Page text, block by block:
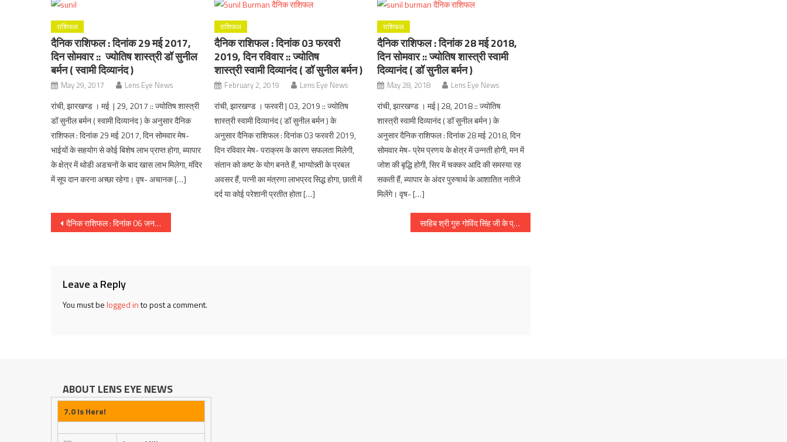
राशिफल
दैनिक राशिफल : दिनांक 29 मई 2017,
दिन सोमवार :: ज्योतिष शास्त्री डॉ सुनील
बर्मन ( स्वामी दिव्यानंद )
May 29, 2017 Lens Eye News
रांची, झारखण्ड । मई | 29, 2017 :: ज्योतिष शास्त्री
डॉ सुनील बर्मन ( स्वामी दिव्यानंद ) के अनुसार दैनिक
राशिफल : दिनांक 29 मई 2017, दिन सोमवार मेष-
भाईयों के सहयोग से कोई बिशेष लाभ प्राप्त होगा, ब्यापार
के क्षेत्र में थोडी अडचनों के बाद खास लाभ मिलेगा, मंदिर
में सूप दान करना अच्छा रहेगा। वृष- अचानक […]
राशिफल
दैनिक राशिफल : दिनांक 03 फरवरी
2019, दिन रविवार :: ज्योतिष
शास्त्री स्वामी दिव्यानंद ( डॉ सुनील बर्मन )
February 2, 2019 Lens Eye News
रांची, झारखण्ड । फरवरी | 03, 2019 :: ज्योतिष
शास्त्री स्वामी दिव्यानंद ( डॉ सुनील बर्मन ) के
अनुसार दैनिक राशिफल : दिनांक 03 फरवरी 2019,
दिन रविवार मेष- पराक्रम के कारण सफलता मिलेगी,
संतान को कष्ट के योग बनते हैं, भाग्योन्न्ती के प्रबल
अवसर हैं, पत्नी का मंत्रणा लाभप्रद सिद्ध होगा, छाती में
दर्द या कोई परेशानी प्रतीत होता […]
राशिफल
दैनिक राशिफल : दिनांक 28 मई 2018,
दिन सोमवार :: ज्योतिष शास्त्री स्वामी
दिव्यानंद ( डॉ सुनील बर्मन )
May 28, 2018 Lens Eye News
रांची, झारखण्ड । मई | 28, 2018 :: ज्योतिष
शास्त्री स्वामी दिव्यानंद ( डॉ सुनील बर्मन ) के
अनुसार दैनिक राशिफल : दिनांक 28 मई 2018, दिन
सोमवार मेष- प्रेम प्रणय के क्षेत्र में उन्नती होगी, मन में
जोश की बृद्धि होगी, सिर में चक्कर आदि की समस्या रह
सकती हैं, ब्यापार के अंदर पुरुषार्थ के आशातित नतीजे
मिलेंगे। वृष- […]
Post
दैनिक राशिफल : दिनांक 06 जनवरी 2018, दिन शनिवार :: ज्योतिष शास्त्री स्वामी दिव्यानंद ( डॉ सुनील बर्मन ) साहिब श्री गुरु गोविंद सिंह जी के प्रकाश उत्सव के उपलक्ष्य में सिंह होमियो हॉल की तरफ से निशुल्क होम्योपैथी चिकित्सा शिविर
Leave a Reply
You must belogged into post a comment.
ABOUT LENS EYE NEWS
7.0 Is Here!